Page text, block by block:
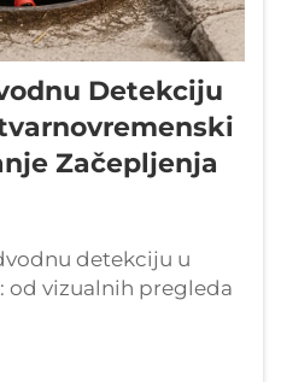
Detekciju
Začepljenja
detekciju u
od vizualnih pregleda
za ispitivanje
provjera kanalizacije
s baterijskim